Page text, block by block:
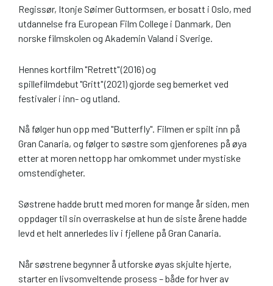
Regissør, Itonje Søimer Guttormsen, er bosatt i Oslo, med
utdannelse fra European Film College i Danmark, Den
norske filmskolen og Akademin Valand i Sverige.
Hennes kortfilm "Retrett" (2016) og
spillefilmdebut "Gritt" (2021) gjorde seg bemerket ved
festivaler i inn- og utland.
Nå følger hun opp med "Butterfly". Filmen er spilt inn på
Gran Canaria, og følger to søstre som gjenforenes på øya
etter at moren nettopp har omkommet under mystiske
omstendigheter.
Søstrene hadde brutt med moren for mange år siden, men
oppdager til sin overraskelse at hun de siste årene hadde
levd et helt annerledes liv i fjellene på Gran Canaria.
Når søstrene begynner å utforske øyas skjulte hjerte,
starter en livsomveltende prosess – både for hver av